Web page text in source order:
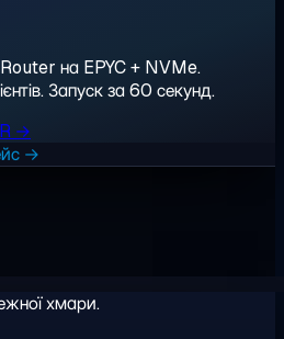
на EPYC + NVMe.
Запуск за 60 секунд.
→
→
хмари.